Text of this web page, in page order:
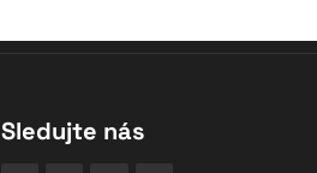
Sledujte nás